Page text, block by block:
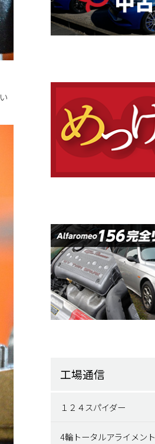
工場通信
１２４スパイダー
4輪トータルアライメント